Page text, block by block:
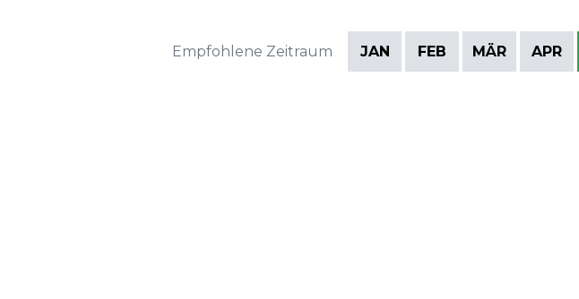
Empfohlene Zeitraum JAN FEB MÄR APR